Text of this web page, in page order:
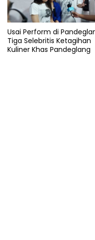
Usai Perform di
Tiga Selebritis Ketagihan
Kuliner Khas Pandeglang